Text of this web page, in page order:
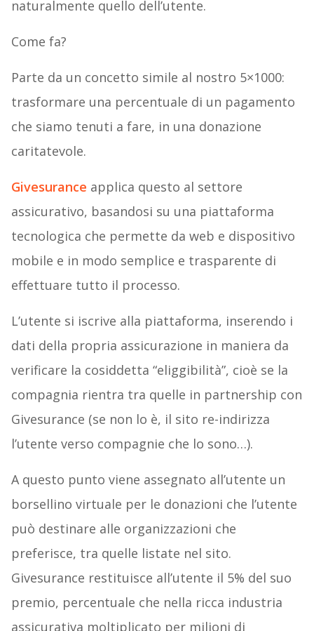
organizzazioni umanitarie, il proprio business e
naturalmente quello dell’utente.
Come fa?
Parte da un concetto simile al nostro 5×1000:
trasformare una percentuale di un pagamento
che siamo tenuti a fare, in una donazione
caritatevole.
Givesuranceapplica questo al settore
assicurativo, basandosi su una piattaforma
tecnologica che permette da web e dispositivo
mobile e in modo semplice e trasparente di
effettuare tutto il processo.
L’utente si iscrive alla piattaforma, inserendo i
dati della propria assicurazione in maniera da
verificare la cosiddetta “eliggibilità”, cioè se la
compagnia rientra tra quelle in partnership con
Givesurance (se non lo è, il sito re-indirizza
l’utente verso compagnie che lo sono…).
A questo punto viene assegnato all’utente un
borsellino virtuale per le donazioni che l’utente
può destinare alle organizzazioni che
preferisce, tra quelle listate nel sito.
Givesurance restituisce all’utente il 5% del suo